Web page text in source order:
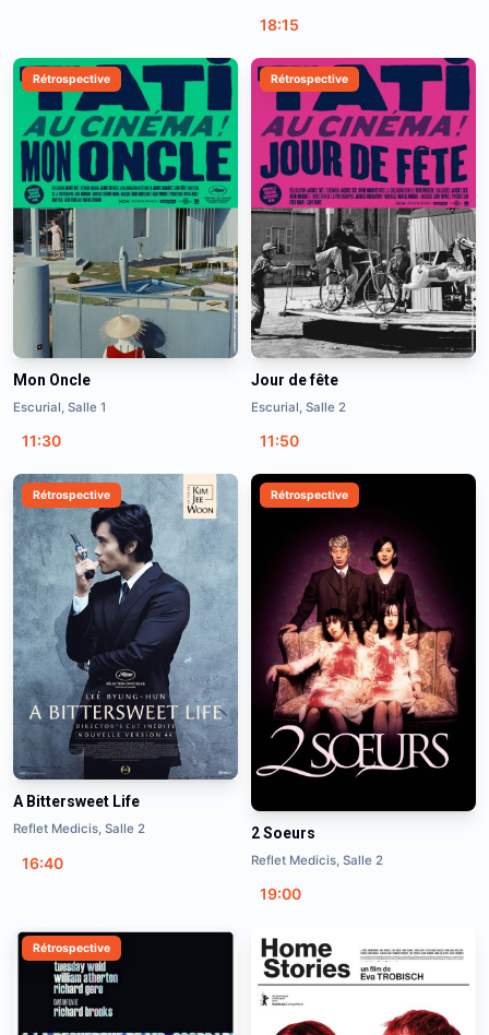
18:15
Rétrospective
Mon Oncle
Escurial, Salle 1
11:30
Rétrospective
Jour de fête
Escurial, Salle 2
11:50
Rétrospective
A Bittersweet Life
Reflet Medicis, Salle 2
16:40
Rétrospective
2 Soeurs
Reflet Medicis, Salle 2
19:00
Rétrospective